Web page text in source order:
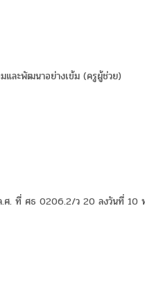
และพัฒนาอย่างเข้ม (ครูผู้ช่วย)
.ศ. ที่ ศธ 0206.2/ว 20 ลงวันที่ 10